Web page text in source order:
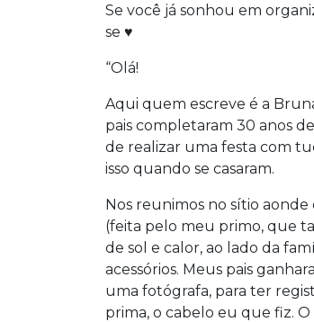
Se você já sonhou em
se ♥
“Olá!
Aqui quem escreve é a
pais completaram 30 anos
de realizar uma festa com
isso quando se casaram.
Nos reunimos no sítio
(feita pelo meu primo, que
de sol e calor, ao lado da
acessórios. Meus pais
uma fotógrafa, para ter
prima, o cabelo eu que fiz.